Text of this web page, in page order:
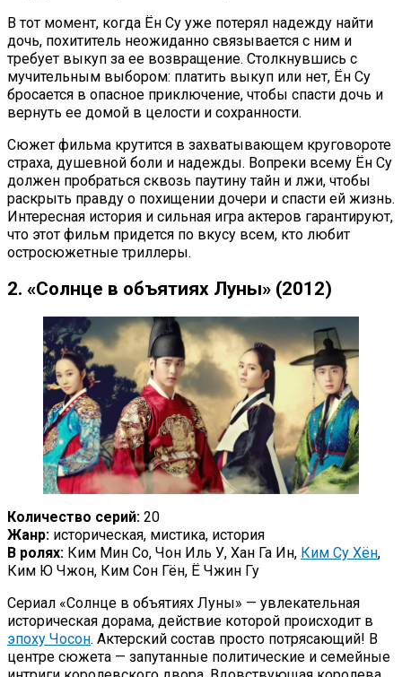
В тот момент, когда Ён Су уже потерял надежду найти
дочь, похититель неожиданно связывается с ним и
требует выкуп за ее возвращение. Столкнувшись с
мучительным выбором: платить выкуп или нет, Ён Су
бросается в опасное приключение, чтобы спасти дочь и
вернуть ее домой в целости и сохранности.
Сюжет фильма крутится в захватывающем круговороте
страха, душевной боли и надежды. Вопреки всему Ён Су
должен пробраться сквозь паутину тайн и лжи, чтобы
раскрыть правду о похищении дочери и спасти ей жизнь.
Интересная история и сильная игра актеров гарантируют,
что этот фильм придется по вкусу всем, кто любит
остросюжетные триллеры.
2. «Солнце в объятиях Луны» (2012)
Количество серий: 20
Жанр: историческая, мистика, история
В ролях: Ким Мин Со, Чон Иль У, Хан Га Ин, Ким Су Хён,
Ким Ю Чжон, Ким Сон Гён, Ё Чжин Гу
Сериал «Солнце в объятиях Луны» — увлекательная
историческая дорама, действие которой происходит в
эпоху Чосон. Актерский состав просто потрясающий! В
центре сюжета — запутанные политические и семейные